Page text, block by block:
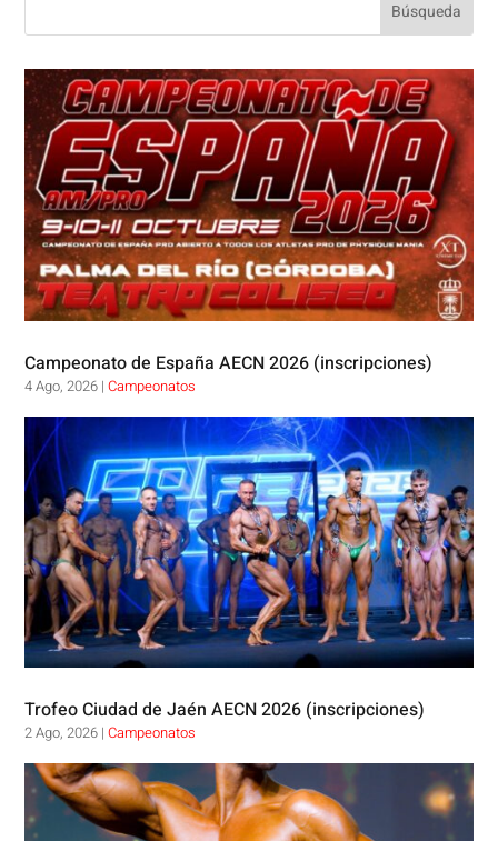
Campeonato de España AECN 2026 (inscripciones)
4 Ago, 2026 |Campeonatos
Trofeo Ciudad de Jaén AECN 2026 (inscripciones)
2 Ago, 2026 |Campeonatos